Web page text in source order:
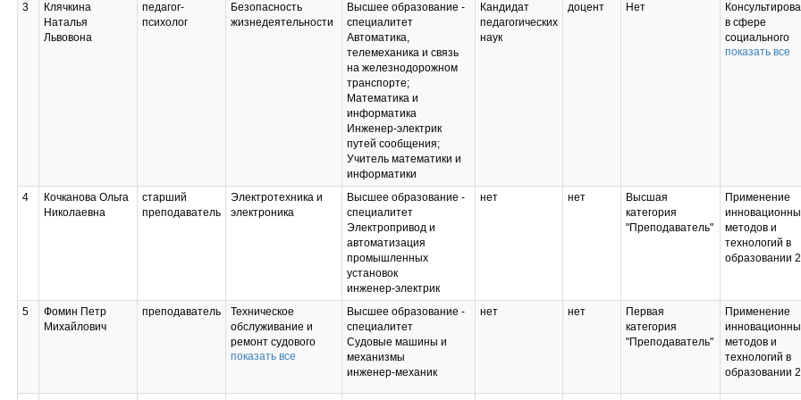
технологии в
образовании
3
Клячкина
Наталья
Львовона
педагог-
психолог
Безопасность
жизнедеятельности
Высшее образование -
специалитет
Автоматика,
телемеханика и связь
на железнодорожном
транспорте;
Математика и
информатика
Инженер-электрик
путей сообщения;
Учитель математики и
информатики
Кандидат
педагогических
наук
доцент Нет
в сфере
социального
созависимых
отношений,
методы
диагностики и
коррекции 2024
показать все
4
Кочканова Ольга
Николаевна
старший
преподаватель
Электротехника и
электроника
Высшее образование -
специалитет
Электропривод и
автоматизация
промышленных
установок
инженер-электрик
нет нет
Высшая
категория
"Преподаватель"
Применение
методов и
технологий в
образовании
5
Фомин Петр
Михайлович
преподаватель
Техническое
обслуживание и
ремонт судового
оборудования;
показать все
Высшее образование -
специалитет
Судовые машины и
механизмы
инженер-механик
нет нет
Первая
категория
"Преподаватель"
Применение
методов и
технологий в
образовании